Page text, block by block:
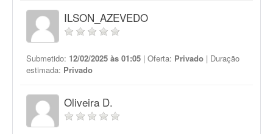
ILSON_AZEVEDO
Submetido: 12/02/2025 às 01:05 | Oferta: Privado | Duração
estimada: Privado
Oliveira D.